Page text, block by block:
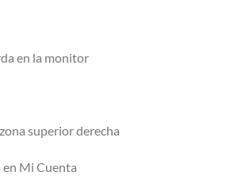
en la monitor
superior derecha
en Mi Cuenta